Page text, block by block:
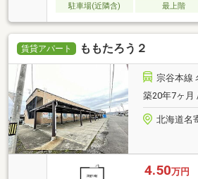
駐車場(近隣含)
最上階
賃貸アパート ももたろう２
宗谷本線
築20年7ヶ月
北海道名
4.50万円